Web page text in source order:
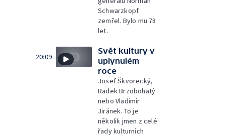
Schwarzkopf
zemřel. Bylo mu 78
let.
20:09
Svět kultury v
uplynulém
roce
Josef Škvorecký,
Radek Brzobohatý
nebo Vladimír
Jiránek. To je
několik jmen z celé
řady kulturních